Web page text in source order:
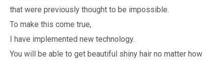
that were previously thought to be impossible.
To make this come true,
I have implemented new technology.
You will be able to get beautiful shiny hair no matter how